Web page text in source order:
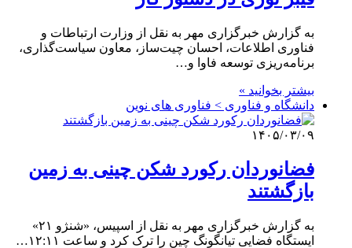
به گزارش خبرگزاری مهر به نقل از وزارت ارتباطات و
فناوری اطلاعات، احسان چیت‌ساز، معاون سیاست‌گذاری،
برنامه‌ریزی توسعه فاوا و…
بیشتر بخوانید »
دانشگاه و فناوری > فناوری های نوین
۱۴۰۵/۰۳/۰۹
فضانوردان رکورد شکن چینی به زمین
بازگشتند
به گزارش خبرگزاری مهر به نقل از اسپیس، «شنژو ۲۱»
ایستگاه فضایی تیانگونگ چین را ترک کرد و ساعت ۱۲:۱۱…